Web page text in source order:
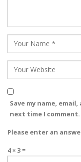
Save my name,
next time I comment.
Please enter an
4 × 3 =